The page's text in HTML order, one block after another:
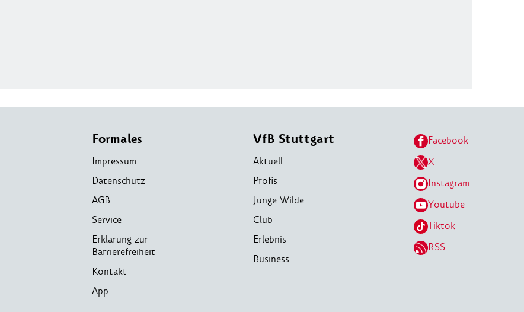
Formales
Impressum
Datenschutz
AGB
Service
Erklärung zur
Barrierefreiheit
Kontakt
App
VfB Stuttgart
Aktuell
Profis
Junge Wilde
Club
Erlebnis
Business
Facebook
X
Instagram
Youtube
Tiktok
RSS